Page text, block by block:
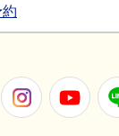
FacebookInstagram